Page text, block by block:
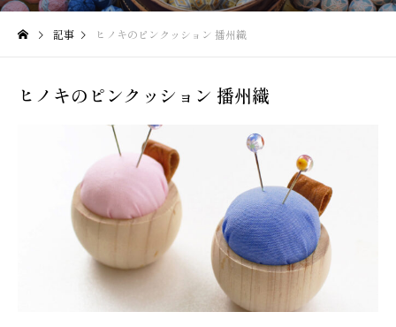
記事 ヒノキのピンクッション 播州織
ヒノキのピンクッション 播州織